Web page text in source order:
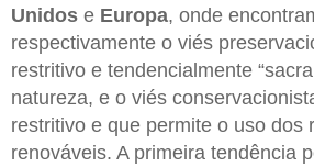
Unidos e Europa, onde
respectivamente o viés
restritivo e tendencialmente
natureza, e o viés
restritivo e que permite o uso dos
renováveis. A primeira tendência